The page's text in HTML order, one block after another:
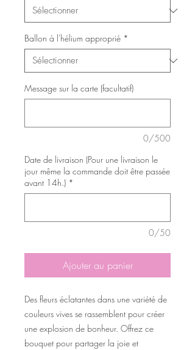
Ballon à l'hélium approprié *
Message sur la carte (facultatif)
0/500
Date de livraison (Pour une livraison le
jour même la commande doit être passée
avant 14h.) *
0/50
Ajouter au panier
Des fleurs éclatantes dans une variété de
couleurs vives se rassemblent pour créer
une explosion de bonheur. Offrez ce
bouquet pour partager la joie et